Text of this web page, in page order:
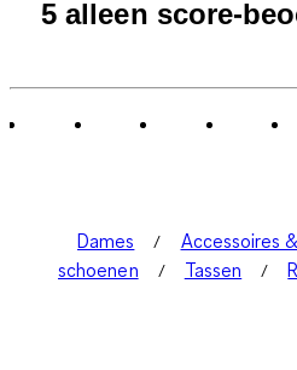
van
5 alleen score-
Dames
Accessoires &
schoenen
Tassen